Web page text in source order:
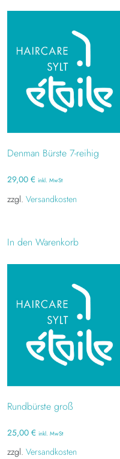
Denman Bürste 7-reihig
29,00 € inkl. MwSt
zzgl. Versandkosten
In den Warenkorb
Rundbürste groß
25,00 € inkl. MwSt
zzgl. Versandkosten